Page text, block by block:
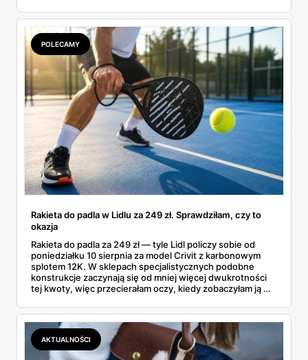
POLECAMY
Rakieta do padla w Lidlu za 249 zł. Sprawdziłam, czy to
okazja
Rakieta do padla za 249 zł — tyle Lidl policzy sobie od
poniedziałku 10 sierpnia za model Crivit z karbonowym
splotem 12K. W sklepach specjalistycznych podobne
konstrukcje zaczynają się od mniej więcej dwukrotności
tej kwoty, więc przecierałam oczy, kiedy zobaczyłam ją w
najszybciej rosnący sport w Polsce: kortów przybywa
lawinowo, a chętnych jeszcze szybciej. Sprawdziłam, co
dokładnie dostajemy za te pieniądze i komu taka rakieta
faktycznie wystarczy.
AKTUALNOŚCI